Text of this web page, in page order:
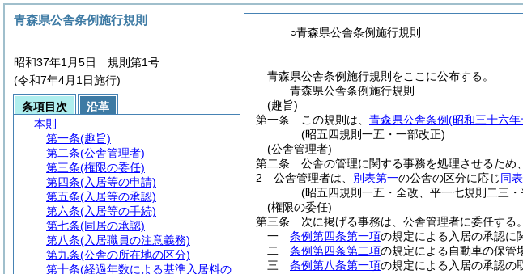
○青森県公舎条例施行規則
青森県公舎条例施行規則をここに公布する。
青森県公舎条例施行規則
(趣旨)
第一条
この規則は、 青森県公舎条例(昭和三十六
(昭五四規則一五・一部改正)
(公舎管理者)
第二条
公舎の管理に関する事務を処理させるため
2
公舎管理者は、 別表第一の公舎の区分に応じ同表
(昭五四規則一五・全改、平一七規則二三
(権限の委任)
第三条
次に掲げる事務は、公舎管理者に委任する。
一
条例第四条第一項の規定による入居の承認に
二
条例第四条第二項の規定による自動車の保管
三
条例第八条第一項の規定による入居の承認の
青森県公舎条例施行規則
昭和37年1月5日 規則第1号
(令和7年4月1日施行)
条項目次
沿革
本則
第一条(趣旨)
第二条(公舎管理者)
第三条(権限の委任)
第四条(入居等の申請)
第五条(入居等の承認)
第六条(入居等の手続)
第七条(同居の承認)
第八条(入居職員の注意義務)
第九条(公舎の所在地の区分)
第十条(経過年数による基準入居料の